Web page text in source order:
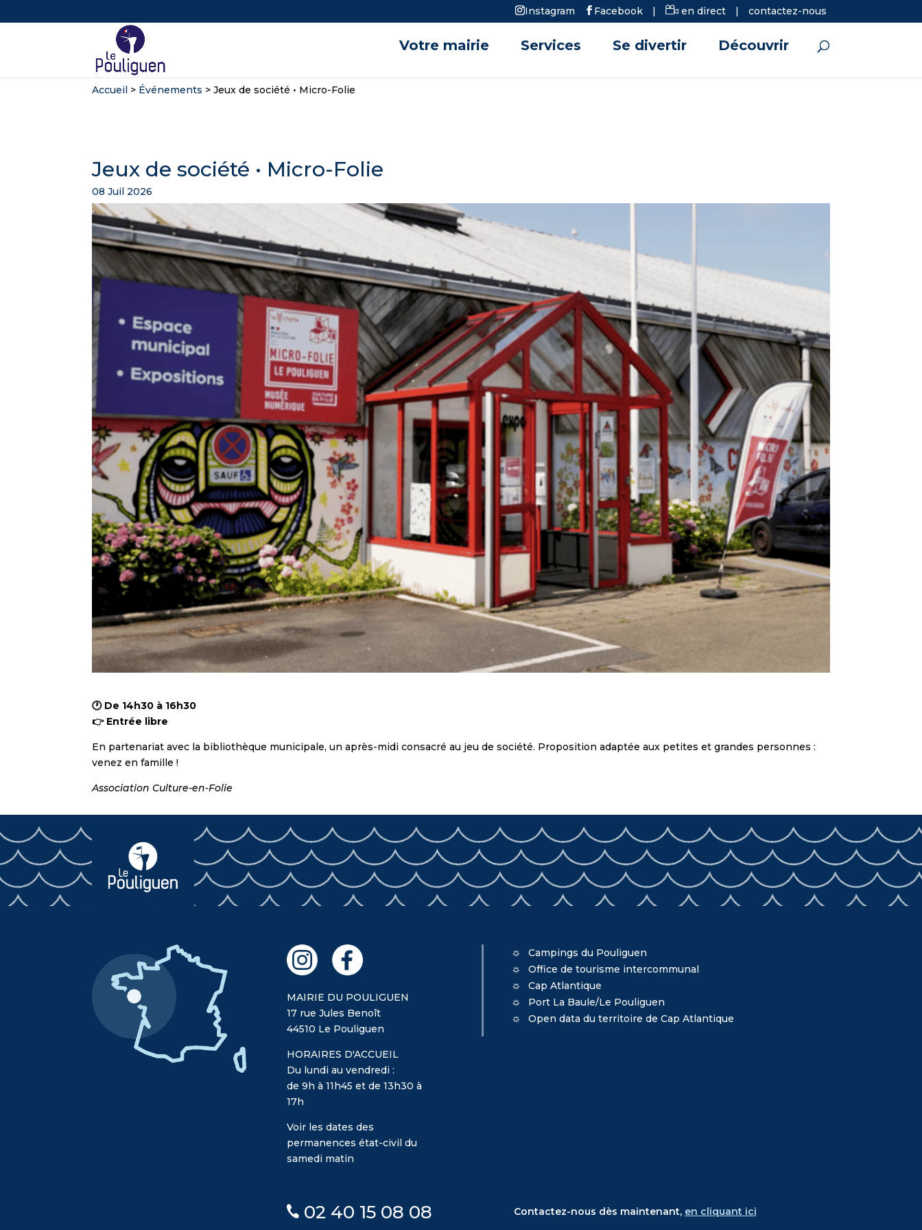
Instagram Facebook | en direct | contactez-nous
Votre mairie Services Se divertir Découvrir
Accueil > Événements >Jeux de société • Micro-Folie
Jeux de société • Micro-Folie
08 Juil 2026
🕐 De 14h30 à 16h30
👉 Entrée libre
En partenariat avec la bibliothèque municipale, un après-midi consacré au jeu de société. Proposition adaptée aux petites et grandes personnes :
venez en famille !
Association Culture-en-Folie
MAIRIE DU POULIGUEN
17 rue Jules Benoît
44510 Le Pouliguen
HORAIRES D'ACCUEIL
Du lundi au vendredi :
de 9h à 11h45 et de 13h30 à
17h
Voir les dates des
permanences état-civil du
samedi matin
Campings du Pouliguen
Office de tourisme intercommunal
Cap Atlantique
Port La Baule/Le Pouliguen
Open data du territoire de Cap Atlantique
02 40 15 08 08 Contactez-nous dès maintenant, en cliquant ici